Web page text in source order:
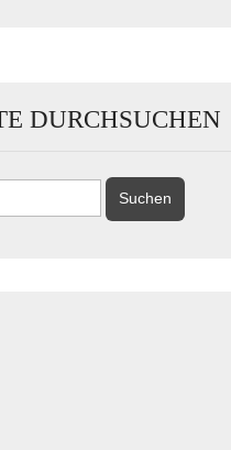
DURCHSUCHEN